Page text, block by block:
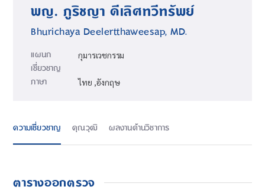
พญ. ภูริชญา​ ดีเลิศทวีทรัพย์
Bhurichaya Deelertthaweesap, MD.
แผนก กุมารเวชกรรม
เชี่ยวชาญ
ภาษา
ไทย ,อังกฤษ
ความเชี่ยวชาญ คุณวุฒิ ผลงานด้านวิชาการ
ตารางออกตรวจ